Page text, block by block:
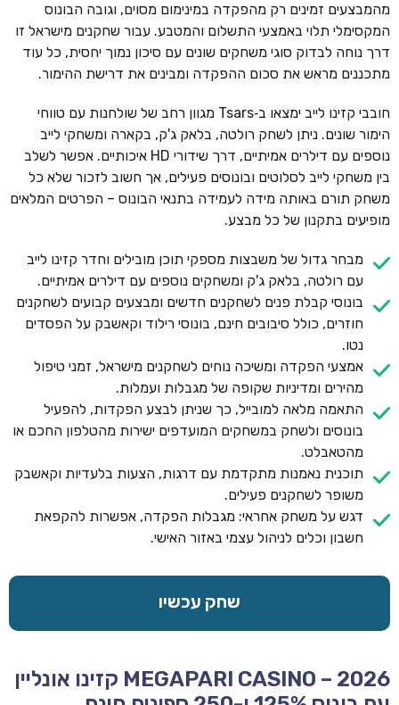
מהמבצעים זמינים רק מהפקדה במינימום מסוים, וגובה הבונוס
המקסימלי תלוי באמצעי התשלום והמטבע. עבור שחקנים מישראל זו
דרך נוחה לבדוק סוגי משחקים שונים עם סיכון נמוך יחסית, כל עוד
מתכננים מראש את סכום ההפקדה ומבינים את דרישת ההימור.
חובבי קזינו לייב ימצאו ב‑Tsars מגוון רחב של שולחנות עם טווחי
הימור שונים. ניתן לשחק רולטה, בלאק ג'ק, בקארה ומשחקי לייב
נוספים עם דילרים אמיתיים, דרך שידורי HD איכותיים. אפשר לשלב
בין משחקי לייב לסלוטים ובונוסים פעילים, אך חשוב לזכור שלא כל
משחק תורם באותה מידה לעמידה בתנאי הבונוס – הפרטים המלאים
מופיעים בתקנון של כל מבצע.
מבחר גדול של משבצות מספקי תוכן מובילים וחדר קזינו לייב
עם רולטה, בלאק ג'ק ומשחקים נוספים עם דילרים אמיתיים.
בונוסי קבלת פנים לשחקנים חדשים ומבצעים קבועים לשחקנים
חוזרים, כולל סיבובים חינם, בונוסי רילוד וקאשבק על הפסדים
נטו.
אמצעי הפקדה ומשיכה נוחים לשחקנים מישראל, זמני טיפול
מהירים ומדיניות שקופה של מגבלות ועמלות.
התאמה מלאה למובייל, כך שניתן לבצע הפקדות, להפעיל
בונוסים ולשחק במשחקים המועדפים ישירות מהטלפון החכם או
מהטאבלט.
תוכנית נאמנות מתקדמת עם דרגות, הצעות בלעדיות וקאשבק
משופר לשחקנים פעילים.
דגש על משחק אחראי: מגבלות הפקדה, אפשרות להקפאת
חשבון וכלים לניהול עצמי באזור האישי.
שחק עכשיו
MEGAPARI CASINO – 2026 קזינו אונליין